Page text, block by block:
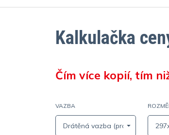
Kalkulačka
Čím více kopií, tím
VAZBA
Drátěná vazba (pro stolní